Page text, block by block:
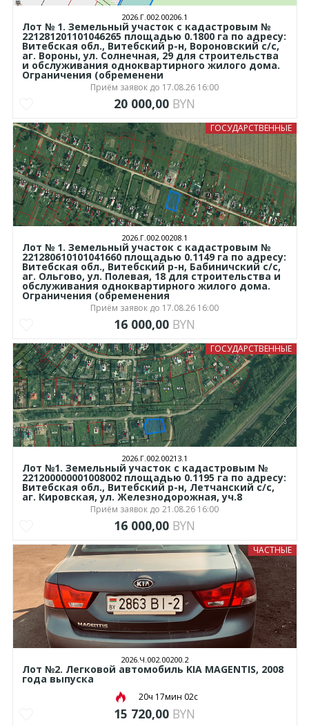
2026.Г.002.00206.1
Лот № 1. Земельный участок с кадастровым №
221281201101046265 площадью 0.1800 га по адресу:
Витебская обл., Витебский р-н, Вороновский с/с,
аг. Вороны, ул. Солнечная, 29 для строительства
и обслуживания одноквартирного жилого дома.
Ограничения (обременени
Приём заявок до 17.08.26 16:00
20 000,00 BYN
ГОСУДАРСТВЕННЫЕ
2026.Г.002.00208.1
Лот № 1. Земельный участок с кадастровым №
221280610101041660 площадью 0.1149 га по адресу:
Витебская обл., Витебский р-н, Бабиничский с/с,
аг. Ольгово, ул. Полевая, 18 для строительства и
обслуживания одноквартирного жилого дома.
Ограничения (обременения
Приём заявок до 17.08.26 16:00
16 000,00 BYN
ГОСУДАРСТВЕННЫЕ
2026.Г.002.00213.1
Лот №1. Земельный участок с кадастровым №
221200000001008002 площадью 0.1195 га по адресу:
Витебская обл., Витебский р-н, Летчанский с/с,
аг. Кировская, ул. Железнодорожная, уч.8
Приём заявок до 21.08.26 16:00
16 000,00 BYN
ЧАСТНЫЕ
2026.Ч.002.00200.2
Лот №2. Легковой автомобиль KIA MAGENTIS, 2008
года выпуска
20ч 17мин 01с
15 720,00 BYN